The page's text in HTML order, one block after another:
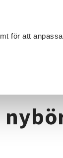
för att